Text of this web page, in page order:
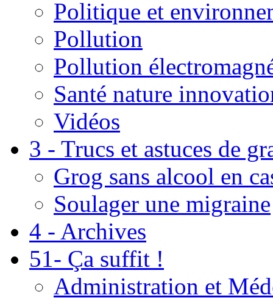
Politique et
Pollution
Pollution
Santé nature
Vidéos
3 - Trucs et astuces de
Grog sans alcool en
Soulager une migraine
4 - Archives
51- Ça suffit !
Administration et